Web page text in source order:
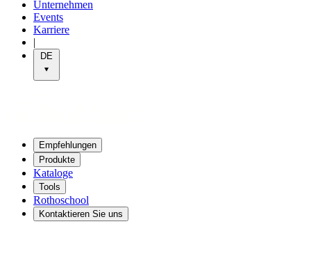
Unternehmen
Events
Karriere
|
DE
Empfehlungen
Produkte
Kataloge
Tools
Rothoschool
Kontaktieren Sie uns